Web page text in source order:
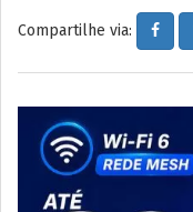
Compartilhe via: